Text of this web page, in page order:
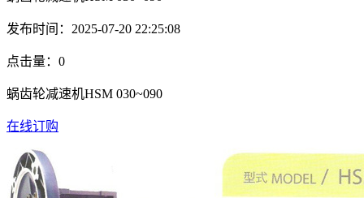
发布时间：2025-07-20 22:25:08
点击量： 0
蜗齿轮减速机HSM 030~090
在线订购